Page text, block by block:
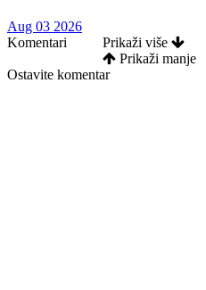
Aug 03 2026
Komentari
Prikaži više
Prikaži manje
Ostavite komentar